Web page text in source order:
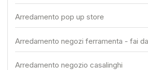
Arredamento pop up store
Arredamento negozi ferramenta - fai
Arredamento negozio casalinghi